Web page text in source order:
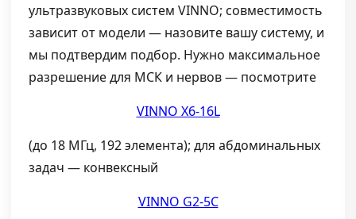
ультразвуковых систем VINNO; совместимость
зависит от модели — назовите вашу систему, и
мы подтвердим подбор. Нужно максимальное
разрешение для МСК и нервов — посмотрите
VINNO X6-16L
(до 18 МГц, 192 элемента); для абдоминальных
задач — конвексный
VINNO G2-5C